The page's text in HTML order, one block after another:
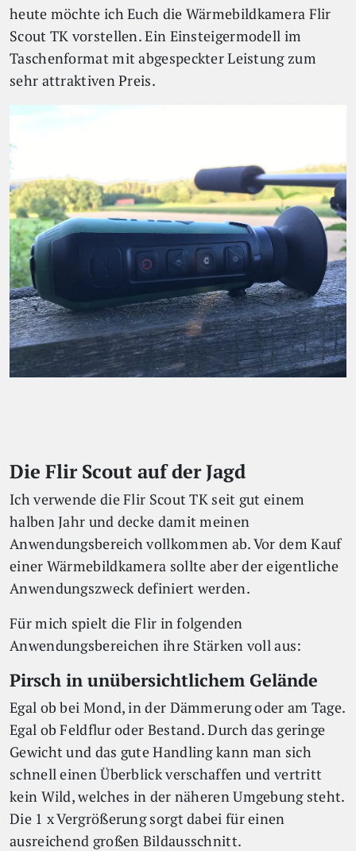
heute möchte ich Euch die Wärmebildkamera Flir
Scout TK vorstellen. Ein Einsteigermodell im
Taschenformat mit abgespeckter Leistung zum
sehr attraktiven Preis.
Die Flir Scout auf der Jagd
Ich verwende die Flir Scout TK seit gut einem
halben Jahr und decke damit meinen
Anwendungsbereich vollkommen ab. Vor dem Kauf
einer Wärmebildkamera sollte aber der eigentliche
Anwendungszweck definiert werden.
Für mich spielt die Flir in folgenden
Anwendungsbereichen ihre Stärken voll aus:
Pirsch in unübersichtlichem Gelände
Egal ob bei Mond, in der Dämmerung oder am Tage.
Egal ob Feldflur oder Bestand. Durch das geringe
Gewicht und das gute Handling kann man sich
schnell einen Überblick verschaffen und vertritt
kein Wild, welches in der näheren Umgebung steht.
Die 1 x Vergrößerung sorgt dabei für einen
ausreichend großen Bildausschnitt.